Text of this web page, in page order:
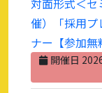
対面形式＜
催）「採用プ
ナー【参加無
開催日